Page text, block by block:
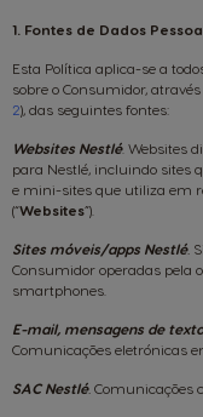
1. Fontes de Dados
Esta Política aplica-se a
sobre o Consumidor,
2), das seguintes fontes:
Websites Nestlé. Websites
para Nestlé, incluindo sites
e mini-sites que utiliza em
(“Websites”).
Sites móveis/apps Nestlé.
Consumidor operadas pela
smartphones.
E-mail, mensagens de
Comunicações eletrónicas
SAC Nestlé. Comunicações